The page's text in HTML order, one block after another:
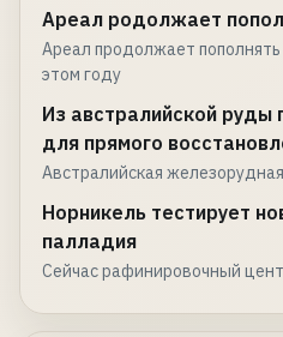
Ареал родолжает
Ареал продолжает
этом году
Из австралийской руды
для прямого
Австралийская
Норникель тестирует
палладия
Сейчас рафинировочный